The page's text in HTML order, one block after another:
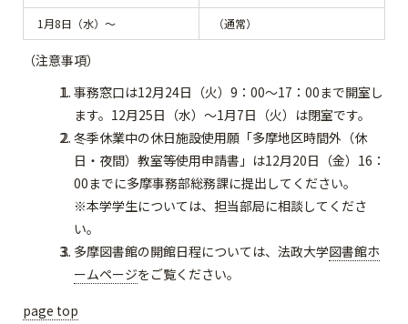
1月8日（水）～ （通常）
（注意事項）
事務窓口は12月24日（火）9：00～17：00まで開室し
ます。12月25日（水）～1月7日（火）は閉室です。
冬季休業中の休日施設使用願「多摩地区時間外（休
日・夜間）教室等使用申請書」は12月20日（金）16：
00までに多摩事務部総務課に提出してください。
※本学学生については、担当部局に相談してくださ
い。
多摩図書館の開館日程については、法政大学図書館ホ
ームページをご覧ください。
page top